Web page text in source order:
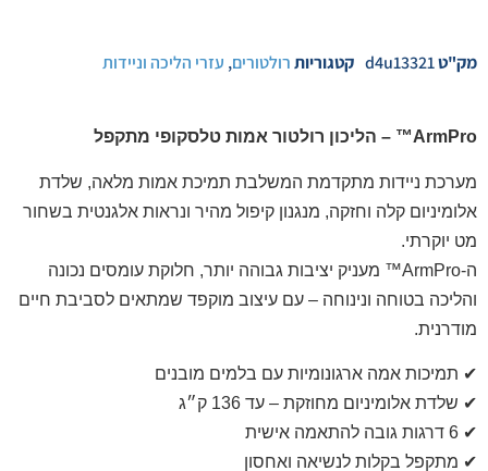
מק"טd4u13321 קטגוריותרולטורים, עזרי הליכה וניידות
ArmPro™ – הליכון רולטור אמות טלסקופי מתקפל
מערכת ניידות מתקדמת המשלבת תמיכת אמות מלאה, שלדת
אלומיניום קלה וחזקה, מנגנון קיפול מהיר ונראות אלגנטית בשחור
מט יוקרתי.
ה-ArmPro™ מעניק יציבות גבוהה יותר, חלוקת עומסים נכונה
והליכה בטוחה ונינוחה – עם עיצוב מוקפד שמתאים לסביבת חיים
מודרנית.
✔ תמיכות אמה ארגונומיות עם בלמים מובנים
✔ שלדת אלומיניום מחוזקת – עד 136 ק״ג
✔ 6 דרגות גובה להתאמה אישית
✔ מתקפל בקלות לנשיאה ואחסון